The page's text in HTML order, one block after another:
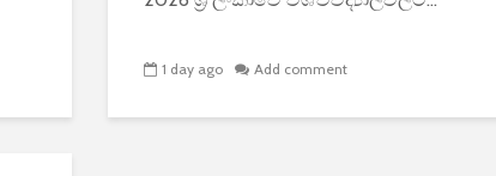
1 day ago Add comment